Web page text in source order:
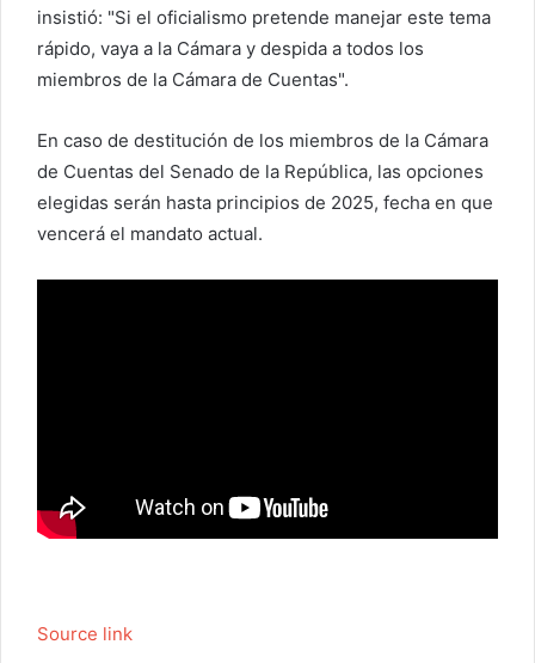
insistió: "Si el oficialismo pretende manejar este tema
rápido, vaya a la Cámara y despida a todos los
miembros de la Cámara de Cuentas".
En caso de destitución de los miembros de la Cámara
de Cuentas del Senado de la República, las opciones
elegidas serán hasta principios de 2025, fecha en que
vencerá el mandato actual.
Source link